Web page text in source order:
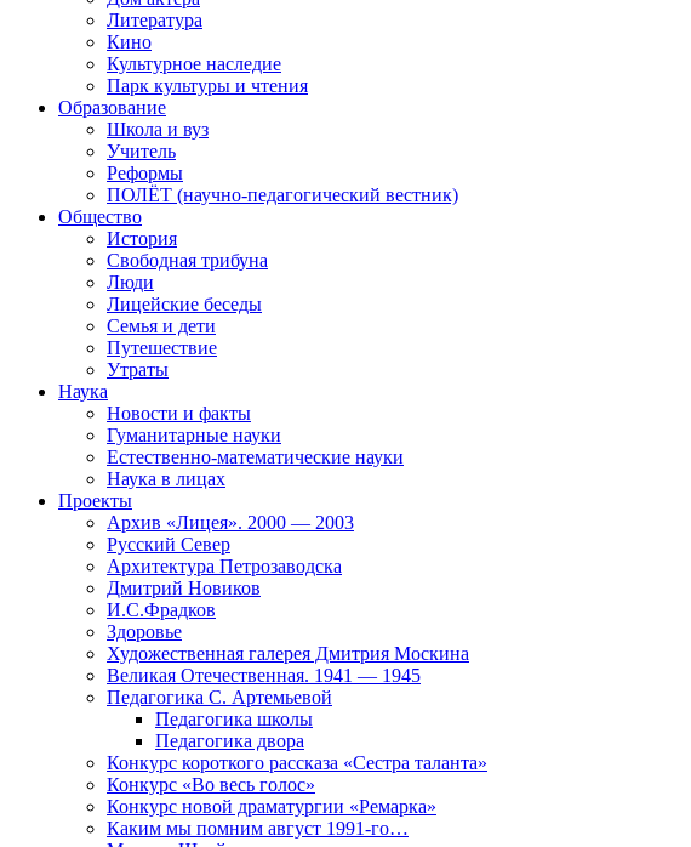
Литература
Кино
Культурное наследие
Парк культуры и чтения
Образование
Школа и вуз
Учитель
Реформы
ПОЛЁТ (научно-педагогический вестник)
Общество
История
Свободная трибуна
Люди
Лицейские беседы
Семья и дети
Путешествие
Утраты
Наука
Новости и факты
Гуманитарные науки
Естественно-математические науки
Наука в лицах
Проекты
Архив «Лицея». 2000 — 2003
Русский Север
Архитектура Петрозаводска
Дмитрий Новиков
И.С.Фрадков
Здоровье
Художественная галерея Дмитрия Москина
Великая Отечественная. 1941 — 1945
Педагогика С. Артемьевой
Педагогика школы
Педагогика двора
Конкурс короткого рассказа «Сестра таланта»
Конкурс «Во весь голос»
Конкурс новой драматургии «Ремарка»
Каким мы помним август 1991-го…